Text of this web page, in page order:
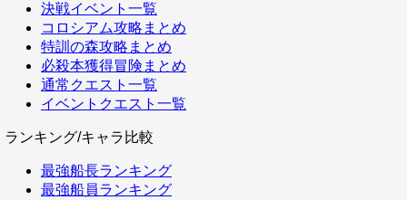
決戦イベント一覧
コロシアム攻略まとめ
特訓の森攻略まとめ
必殺本獲得冒険まとめ
通常クエスト一覧
イベントクエスト一覧
ランキング/キャラ比較
最強船長ランキング
最強船員ランキング